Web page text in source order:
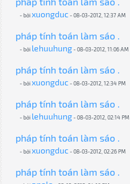
- bởixuongduc- 08-03-2012, 12:37 AM
pháp tính toán làm sáo .
- bởi lehuuhung- 08-03-2012, 11:06 AM
pháp tính toán làm sáo .
- bởixuongduc- 08-03-2012, 12:34 PM
pháp tính toán làm sáo .
- bởi lehuuhung- 08-03-2012, 02:14 PM
pháp tính toán làm sáo .
- bởixuongduc- 08-03-2012, 02:26 PM
pháp tính toán làm sáo .